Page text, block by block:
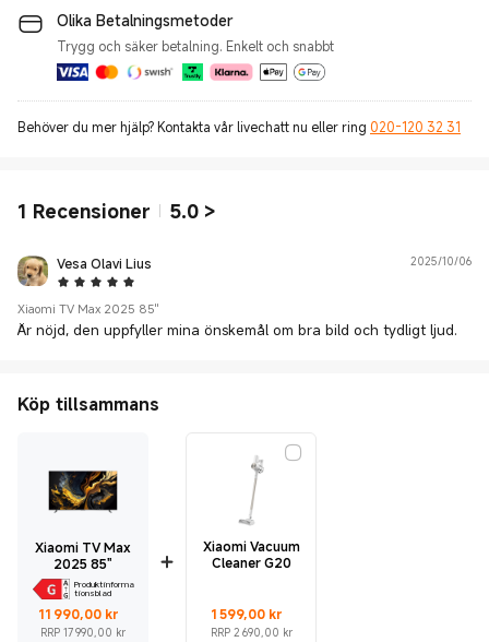
Olika Betalningsmetoder
Trygg och säker betalning. Enkelt och snabbt
Behöver du mer hjälp? Kontakta vår livechatt nu eller ring 020-120 32 31
1 Recensioner 5.0 >
Vesa Olavi Lius
5 Star
2025/10/06
Xiaomi TV Max 2025 85"
Är nöjd, den uppfyller mina önskemål om bra bild och tydligt ljud.
Köp tillsammans
Xiaomi TV Max
2025 85"
Produktinforma
tionsblad
11 990,00 kr
Current Price kr11990
RRP 17 990,00 kr
Rekommenderat återförsäljningspris 17 990,00 kr
Xiaomi Vacuum
Cleaner G20
1 599,00 kr
Current Price kr1599
RRP 2 690,00 kr
Rekommenderat återförsäljningspris 2 690,00 kr